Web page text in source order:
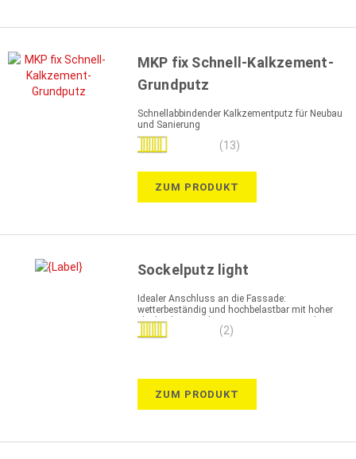
MKP fix Schnell-Kalkzement-
Grundputz
Schnellabbindender Kalkzementputz für Neubau
und Sanierung
Bewertung:
(13)
ZUM PRODUKT
Sockelputz light
Idealer Anschluss an die Fassade:
wetterbeständig und hochbelastbar mit hoher
Flächenleistung bei geringem Eigengewicht
Bewertung: (2)
ZUM PRODUKT